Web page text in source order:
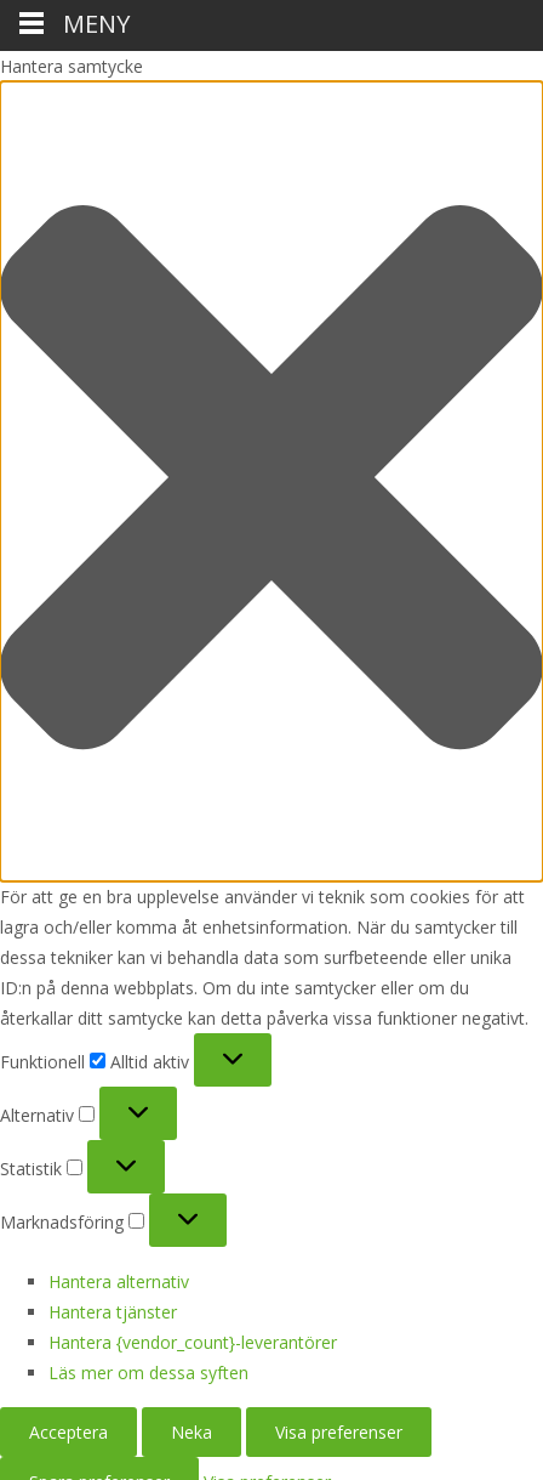
Hantera samtycke
För att ge en bra upplevelse använder vi teknik som cookies för att
lagra och/eller komma åt enhetsinformation. När du samtycker till
dessa tekniker kan vi behandla data som surfbeteende eller unika
ID:n på denna webbplats. Om du inte samtycker eller om du
återkallar ditt samtycke kan detta påverka vissa funktioner negativt.
Funktionell
Alltid aktiv
Alternativ
Statistik
Marknadsföring
Hantera alternativ
Hantera tjänster
Hantera {vendor_count}-leverantörer
Läs mer om dessa syften
Acceptera Neka Visa preferenser
MENY